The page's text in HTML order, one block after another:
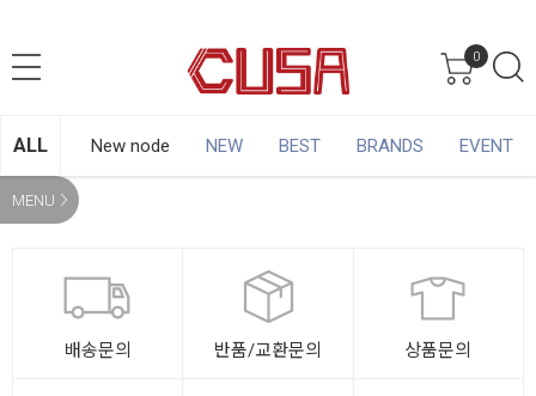
0
ALL New node NEW BEST BRANDS EVENT
MENU
배송문의 반품/교환문의 상품문의